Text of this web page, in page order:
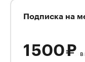
Подписка на
1 500 ₽